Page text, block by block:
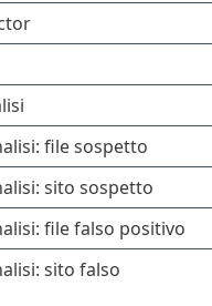
file sospetto
sito sospetto
file falso positivo
sito falso